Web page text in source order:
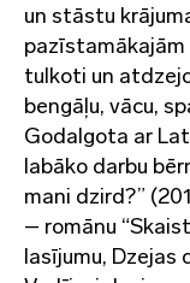
un stāstu
tulkoti un
bengāļu, vācu,
Godalgota ar
labāko darbu
mani dzird?”
– romānu
lasījumu, Dzejas